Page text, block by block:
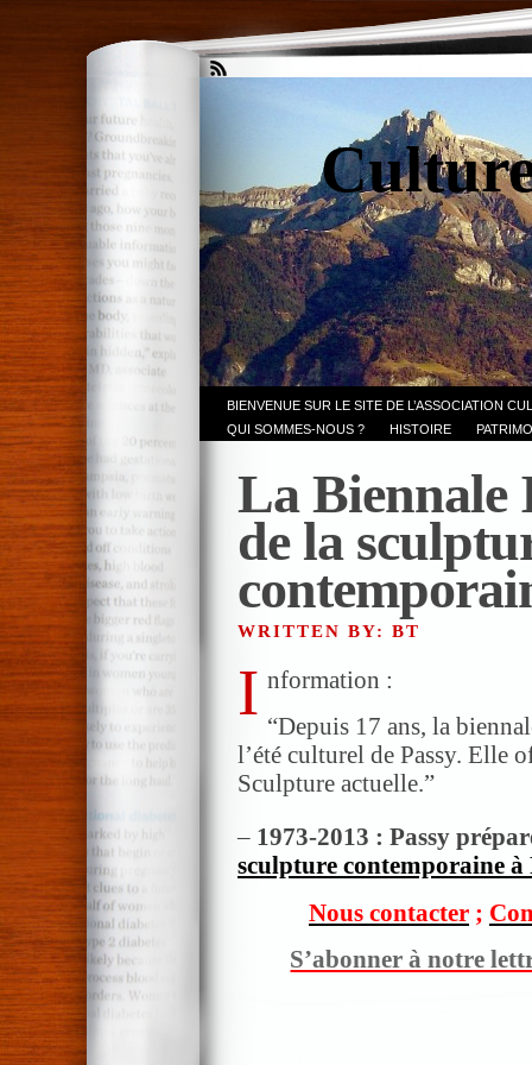
BIENVENUE SUR LE SITE DE L’ASSOCIATION
QUI SOMMES-NOUS ?
HISTOIRE
La Biennale
de la
WRITTEN BY: BT
I nformation :
“Depuis 17 ans, la
l’été culturel de Passy. Elle
Sculpture actuelle.”
– 1973-2013 : Passy
sculpture contemporaine à
Nous contacter ;
S’abonner à notre